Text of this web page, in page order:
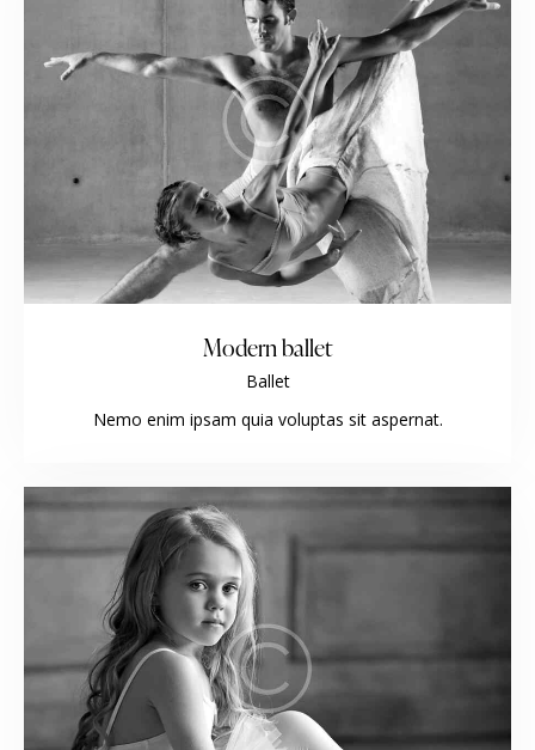
Modern ballet
Ballet
Nemo enim ipsam quia voluptas sit aspernat.